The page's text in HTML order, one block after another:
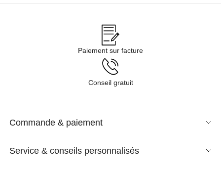
Paiement sur facture
Conseil gratuit
Commande & paiement
Service & conseils personnalisés